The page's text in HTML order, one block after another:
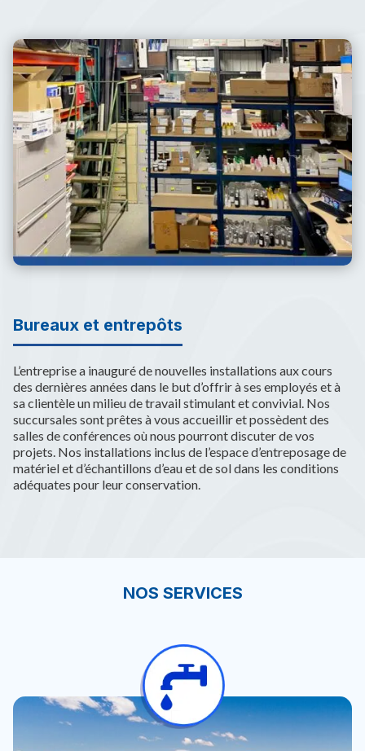
Bureaux et entrepôts
L’entreprise a inauguré de nouvelles installations aux cours
des dernières années dans le but d’offrir à ses employés et à
sa clientèle un milieu de travail stimulant et convivial. Nos
succursales sont prêtes à vous accueillir et possèdent des
salles de conférences où nous pourront discuter de vos
projets. Nos installations inclus de l’espace d’entreposage de
matériel et d’échantillons d’eau et de sol dans les conditions
adéquates pour leur conservation.
NOS SERVICES